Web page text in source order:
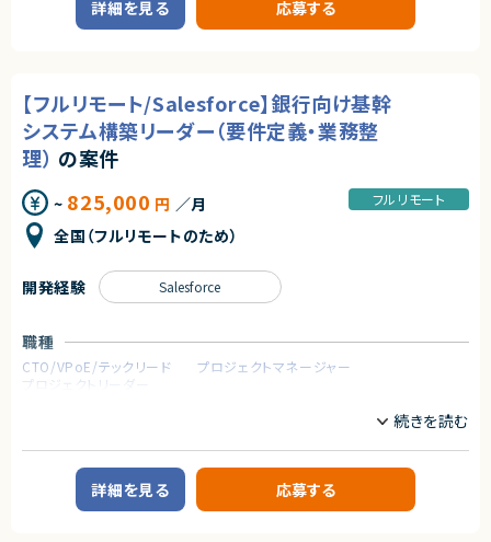
・コンタクトセンターの立ち上げ・更改経験
契約形態
業務委託(準委任契約)
契約元
エージェントから
★ Amazon Connect／Genesys Cloudなど最新クラウド型コンタクトセン
★ RFP分析〜提案書作成まで、コンサルタントとしての付加価値を発揮でき
るポジションのため、業務改革・業務改善の視点で、クライアントに深く入り
★ 社内に実装担当が在籍しており、提案・PMに集中できる環境です
SPM導入経験を活かし、ServiceNow上でのポートフォリオ管理基盤の構築
を担っていただきます。
構築・導入
・要件に基づいたSPM機能の設計・設定
・関連するServiceNow機能との連携・調整
・日本語でのドキュメント作成および関係者とのコミュニケーション
求めるスキル
【必須スキル・経験】
・ServiceNowのSPM領域の構築経験：1年以上
【尚可スキル・経験】
・ServiceNowにおける複数製品領域の構築経験：1年以上
契約形態
業務委託(準委任契約)
エージェントから
★ServiceNowのSPM領域に特化した構築・導入に携われ、専門性をさらに
高められます
詳細を見る 応募する
【フルリモート/Salesforce】銀行向け基幹
システム構築リーダー（要件定義・業務整
理） の案件
~ 825,000 円 ／月
全国（フルリモートのため）
フルリモート
職種
CTO/VPoE/テックリード
プロジェクトマネージャー
プロジェクトリーダー
【案件概要】
銀行向けの 新規 Salesforce 基幹システム構築案件になります。
要件整理フェーズから参画し、業務整理やシステム選定を担当いただきます。
新規システム立ち上げに関わり、Salesforce を活用した業務改善や導入の
リーダー経験を活かせるポジションです。
開発経験 Salesforce
詳細を見る 応募する